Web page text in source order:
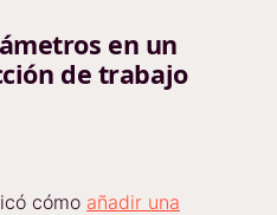
en un
de trabajo
cómo añadir una